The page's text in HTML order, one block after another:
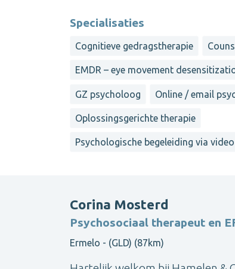
Specialisaties
Cognitieve gedragstherapie
EMDR – eye movement
GZ psycholoog Online / email
Oplossingsgerichte therapie
Psychologische begeleiding via
Corina Mosterd
Psychosociaal therapeut en
Ermelo - (GLD) (87km)